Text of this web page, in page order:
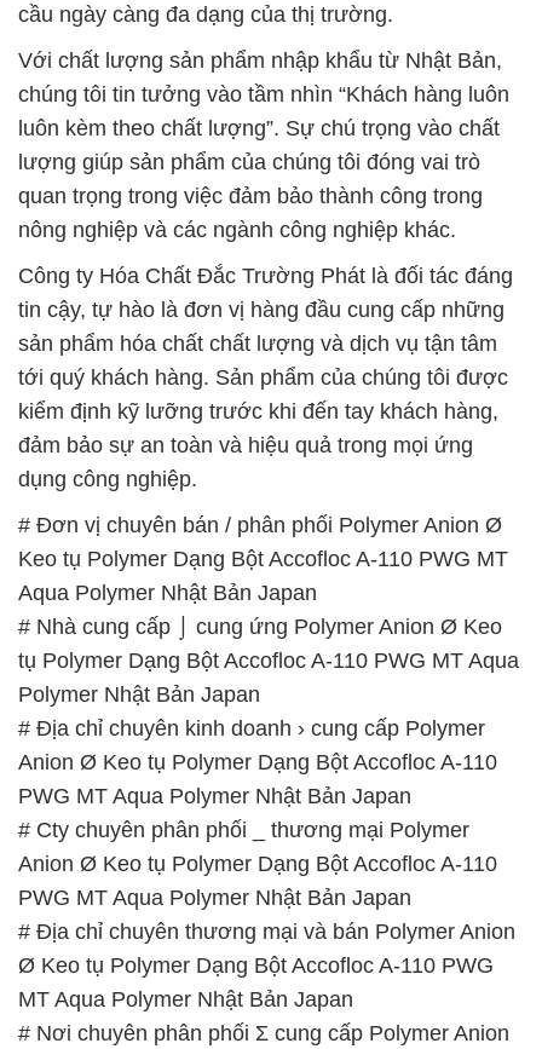
cầu ngày càng đa dạng của thị trường.
Với chất lượng sản phẩm nhập khẩu từ Nhật Bản,
chúng tôi tin tưởng vào tầm nhìn “Khách hàng luôn
luôn kèm theo chất lượng”. Sự chú trọng vào chất
lượng giúp sản phẩm của chúng tôi đóng vai trò
quan trọng trong việc đảm bảo thành công trong
nông nghiệp và các ngành công nghiệp khác.
Công ty Hóa Chất Đắc Trường Phát là đối tác đáng
tin cậy, tự hào là đơn vị hàng đầu cung cấp những
sản phẩm hóa chất chất lượng và dịch vụ tận tâm
tới quý khách hàng. Sản phẩm của chúng tôi được
kiểm định kỹ lưỡng trước khi đến tay khách hàng,
đảm bảo sự an toàn và hiệu quả trong mọi ứng
dụng công nghiệp.
# Đơn vị chuyên bán / phân phối Polymer Anion Ø
Keo tụ Polymer Dạng Bột Accofloc A-110 PWG MT
Aqua Polymer Nhật Bản Japan
# Nhà cung cấp ⌡ cung ứng Polymer Anion Ø Keo
tụ Polymer Dạng Bột Accofloc A-110 PWG MT Aqua
Polymer Nhật Bản Japan
# Địa chỉ chuyên kinh doanh › cung cấp Polymer
Anion Ø Keo tụ Polymer Dạng Bột Accofloc A-110
PWG MT Aqua Polymer Nhật Bản Japan
# Cty chuyên phân phối _ thương mại Polymer
Anion Ø Keo tụ Polymer Dạng Bột Accofloc A-110
PWG MT Aqua Polymer Nhật Bản Japan
# Địa chỉ chuyên thương mại và bán Polymer Anion
Ø Keo tụ Polymer Dạng Bột Accofloc A-110 PWG
MT Aqua Polymer Nhật Bản Japan
# Nơi chuyên phân phối Σ cung cấp Polymer Anion